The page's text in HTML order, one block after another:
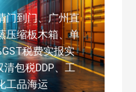
门到门、广州直
压缩板木箱、单
税费实报实
包税DDP、工
工品海运